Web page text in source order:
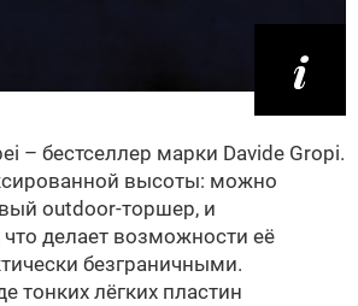
– бестселлер марки Davide Gropi.
высоты: можно
outdoor-торшер, и
делает возможности её
безграничными.
тонких лёгких пластин